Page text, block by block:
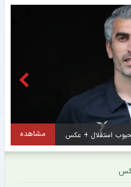
عجیب اما واقعی؛ دیس‌بک محمدرضا گلزار به کریس رونالدو + عکس مشاهده